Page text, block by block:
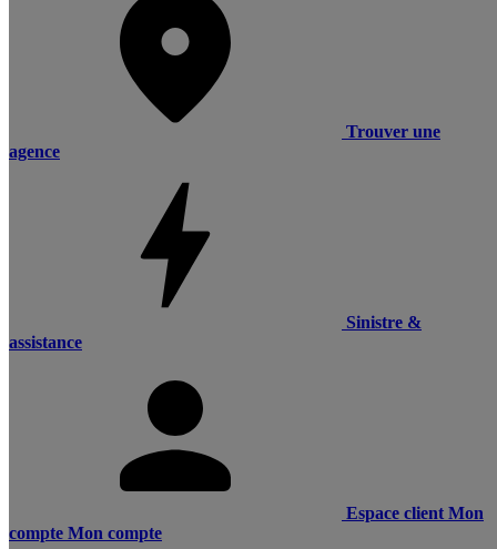
Trouver une
agence
Sinistre &
assistance
Espace client Mon
compte Mon compte